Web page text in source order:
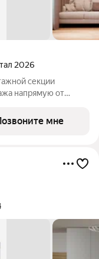
2026
секции
напрямую от
вариантамне